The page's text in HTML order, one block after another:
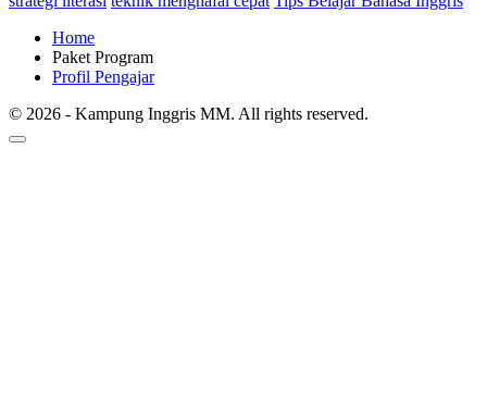
Home
Paket Program
Profil Pengajar
© 2026 - Kampung Inggris MM. All rights reserved.